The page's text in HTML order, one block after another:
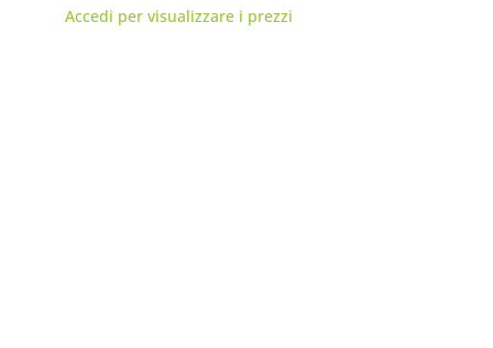
Accedi per visualizzare i prezzi